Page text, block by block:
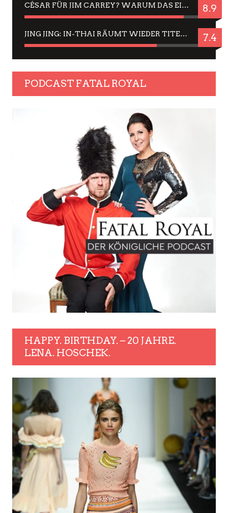
CÉSAR FÜR JIM CARREY? WARUM DAS EINER DER NERVIGSTEN ACTORS IST UND BLEIBT 8.9
JING JING: IN-THAI RÄUMT WIEDER TITEL AB – EIN ZWEI-STUNDEN-ERLEBNISBERICHT 7.4
PODCAST FATAL ROYAL
HAPPY. BIRTHDAY. – 20 JAHRE.
LENA. HOSCHEK.